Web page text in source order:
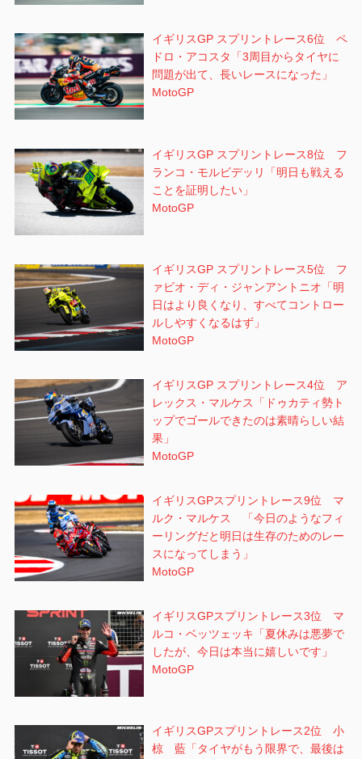
イギリスGP スプリントレース6位 ペ
ドロ・アコスタ「3周目からタイヤに
問題が出て、長いレースになった」
MotoGP
イギリスGP スプリントレース8位 フ
ランコ・モルビデッリ「明日も戦える
ことを証明したい」
MotoGP
イギリスGP スプリントレース5位 フ
ァビオ・ディ・ジャンアントニオ「明
日はより良くなり、すべてコントロー
ルしやすくなるはず」
MotoGP
イギリスGP スプリントレース4位 ア
レックス・マルケス「ドゥカティ勢ト
ップでゴールできたのは素晴らしい結
果」
MotoGP
イギリスGPスプリントレース9位 マ
ルク・マルケス 「今日のようなフィ
ーリングだと明日は生存のためのレー
スになってしまう」
MotoGP
イギリスGPスプリントレース3位 マ
ルコ・ベッツェッキ「夏休みは悪夢で
したが、今日は本当に嬉しいです」
MotoGP
イギリスGPスプリントレース2位 小
椋 藍「タイヤがもう限界で、最後は